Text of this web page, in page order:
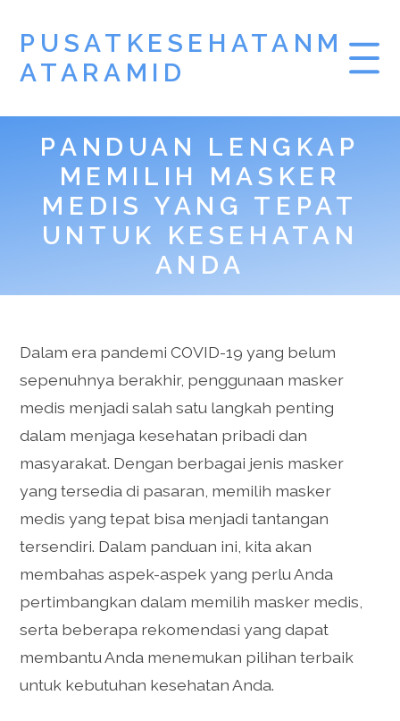
PUSATKESEHATANM
ATARAMID
PANDUAN LENGKAP
MEMILIH MASKER
MEDIS YANG TEPAT
UNTUK KESEHATAN
ANDA
Dalam era pandemi COVID-19 yang belum
sepenuhnya berakhir, penggunaan masker
medis menjadi salah satu langkah penting
dalam menjaga kesehatan pribadi dan
masyarakat. Dengan berbagai jenis masker
yang tersedia di pasaran, memilih masker
medis yang tepat bisa menjadi tantangan
tersendiri. Dalam panduan ini, kita akan
membahas aspek-aspek yang perlu Anda
pertimbangkan dalam memilih masker medis,
serta beberapa rekomendasi yang dapat
membantu Anda menemukan pilihan terbaik
untuk kebutuhan kesehatan Anda.